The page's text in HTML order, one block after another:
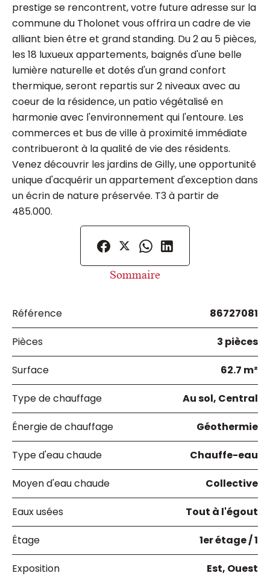
prestige se rencontrent, votre future adresse sur la
commune du Tholonet vous offrira un cadre de vie
alliant bien être et grand standing. Du 2 au 5 pièces,
les 18 luxueux appartements, baignés d'une belle
lumière naturelle et dotés d'un grand confort
thermique, seront repartis sur 2 niveaux avec au
coeur de la résidence, un patio végétalisé en
harmonie avec l'environnement qui l'entoure. Les
commerces et bus de ville à proximité immédiate
contribueront à la qualité de vie des résidents.
Venez découvrir les jardins de Gilly, une opportunité
unique d'acquérir un appartement d'exception dans
un écrin de nature préservée. T3 à partir de
485.000.
Sommaire
Référence 86727081
Pièces 3 pièces
Surface 62.7 m²
Type de chauffage Au sol, Central
Énergie de chauffage Géothermie
Type d'eau chaude Chauffe-eau
Moyen d'eau chaude Collective
Eaux usées Tout à l'égout
Étage 1er étage / 1
Exposition Est, Ouest